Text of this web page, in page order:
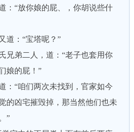
“放你娘的屁、，你胡说些什
：“宝塔呢？”
弟二人，道：“老子也套用你
娘的屁！”
“咱们两次未找到，官家如今
的凶宅摧毁掉，那当然他们也未
”